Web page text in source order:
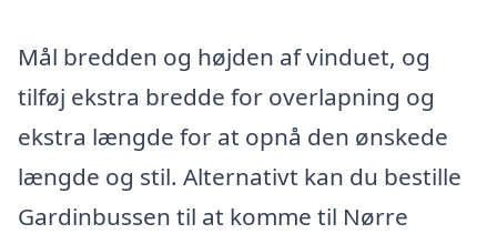
Mål bredden og højden af vinduet, og
tilføj ekstra bredde for overlapning og
ekstra længde for at opnå den ønskede
længde og stil. Alternativt kan du bestille
Gardinbussen til at komme til Nørre